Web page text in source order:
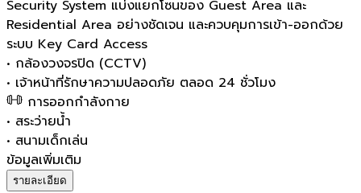
Security System แบ่งแยกโซนของ Guest Area และ
Residential Area อย่างชัดเจน และควบคุมการเข้า-ออกด้วย
ระบบ Key Card Access
• กล้องวงจรปิด (CCTV)
• เจ้าหน้าที่รักษาความปลอดภัย ตลอด 24 ชั่วโมง
การออกกำลังกาย
• สระว่ายน้ำ
• สนามเด็กเล่น
ข้อมูลเพิ่มเติม
รายละเอียด